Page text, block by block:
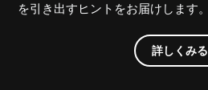
を引き出すヒントをお届けします。
詳しくみる